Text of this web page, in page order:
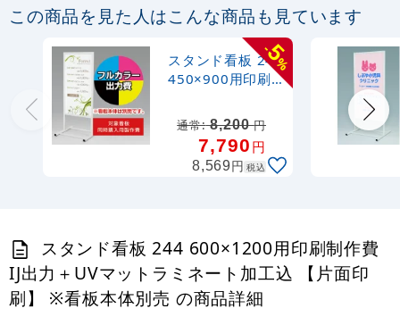
この商品を見た人はこんな商品も見ています
-
5
%
スタンド看板 244
450×900用印刷
UVマットラミネ
ート加工込 【片
面印刷】 ※看板本
体別売
通常:8,200円
7,790円
8,569円 税込
スタンド看板 244 600×1200用印刷制作費
IJ出力＋UVマットラミネート加工込 【片面印
刷】 ※看板本体別売 の商品詳細